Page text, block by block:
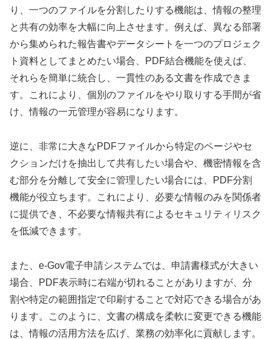
り、一つのファイルを分割したりする機能は、情報の整理
と共有の効率を大幅に向上させます。例えば、異なる部署
から集められた報告書やデータシートを一つのプロジェク
ト資料としてまとめたい場合、PDF結合機能を使えば、
それらを簡単に統合し、一貫性のある文書を作成できま
す。これにより、個別のファイルをやり取りする手間が省
け、情報の一元管理が容易になります。
逆に、非常に大きなPDFファイルから特定のページやセ
クションだけを抽出して共有したい場合や、機密情報を含
む部分を分離して安全に管理したい場合には、PDF分割
機能が役立ちます。これにより、必要な情報のみを関係者
に提供でき、不必要な情報共有によるセキュリティリスク
を低減できます。
また、e-Gov電子申請システムでは、申請書様式が大きい
場合、PDF表示時に右端が切れることがありますが、分
割や特定の範囲指定で印刷することで対応できる場合があ
ります。このように、文書の構成を柔軟に変更できる機能
は、情報の活用方法を広げ、業務の効率化に貢献します。